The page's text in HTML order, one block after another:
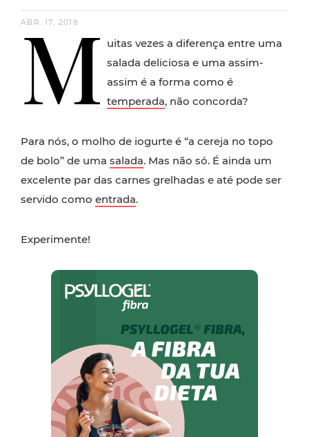
ABR. 17, 2018
M uitas vezes a diferença entre uma
salada deliciosa e uma assim-
assim é a forma como é
temperada, não concorda?
Para nós, o molho de iogurte é “a cereja no topo
de bolo” de uma salada. Mas não só. É ainda um
excelente par das carnes grelhadas e até pode ser
servido como entrada.
Experimente!